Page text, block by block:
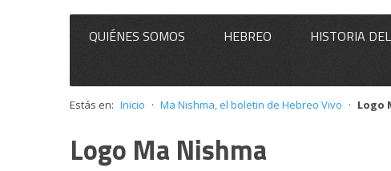
QUIÉNES SOMOS HEBREO HISTORIA
Estás en: Inicio · Ma Nishma, el boletin de Hebreo Vivo · Logo
Logo Ma Nishma